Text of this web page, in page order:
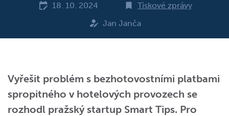
18. 10. 2024
Tiskové zprávy
Jan Janča
Vyřešit problém s bezhotovostními platbami
spropitného v hotelových provozech se
rozhodl pražský startup Smart Tips. Pro